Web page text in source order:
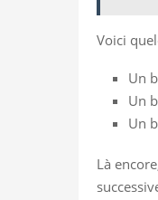
Voici
Un
Un
Un
Là